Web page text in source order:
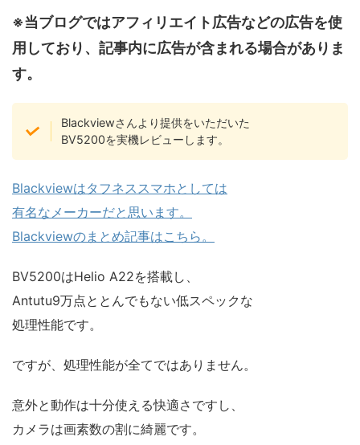
※当ブログではアフィリエイト広告などの広告を使
用しており、記事内に広告が含まれる場合がありま
す。
Blackviewさんより提供をいただいた
BV5200を実機レビューします。
Blackviewはタフネススマホとしては
有名なメーカーだと思います。
Blackviewのまとめ記事はこちら。
BV5200はHelio A22を搭載し、
Antutu9万点ととんでもない低スペックな
処理性能です。
ですが、処理性能が全てではありません。
意外と動作は十分使える快適さですし、
カメラは画素数の割に綺麗です。